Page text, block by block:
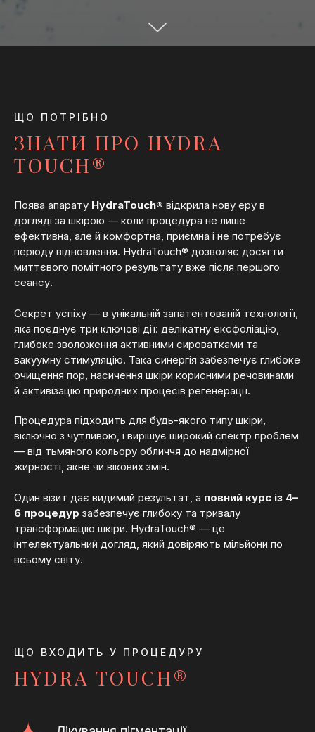
ЩО ПОТРІБНО
ЗНАТИ ПРО HYDRA
TOUCH®
Поява апарату HydraTouch® відкрила нову еру в
догляді за шкірою — коли процедура не лише
ефективна, але й комфортна, приємна і не потребує
періоду відновлення. HydraTouch® дозволяє досягти
миттєвого помітного результату вже після першого
сеансу.
Секрет успіху — в унікальній запатентованій технології,
яка поєднує три ключові дії: делікатну ексфоліацію,
глибоке зволоження активними сироватками та
вакуумну стимуляцію. Така синергія забезпечує глибоке
очищення пор, насичення шкіри корисними речовинами
й активізацію природних процесів регенерації.
Процедура підходить для будь-якого типу шкіри,
включно з чутливою, і вирішує широкий спектр проблем
— від тьмяного кольору обличчя до надмірної
жирності, акне чи вікових змін.
Один візит дає видимий результат, а повний курс із 4–
6 процедур забезпечує глибоку та тривалу
трансформацію шкіри. HydraTouch® — це
інтелектуальний догляд, який довіряють мільйони по
всьому світу.
ЩО ВХОДИТЬ У ПРОЦЕДУРУ
HYDRA TOUCH®